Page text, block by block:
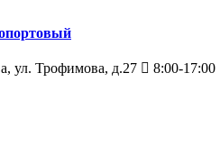
ул. Трофимова, д.27 8:00-17:00